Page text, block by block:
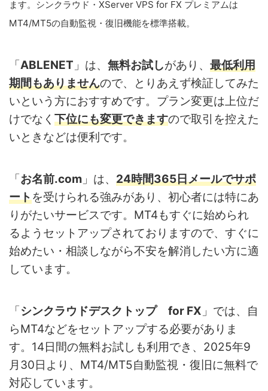
ます。シンクラウド・XServer VPS for FX プレミアムは
MT4/MT5の自動監視・復旧機能を標準搭載。
「ABLENET 」は、 無料お試しがあり、 最低利用
期間もありませんので、とりあえず検証してみた
いという方におすすめです。プラン変更は上位だ
けでなく 下位にも変更できますので取引を控えた
いときなどは便利です。
「お名前.com 」は、 24時間365日メールでサポ
ートを受けられる強みがあり、初心者には特にあ
りがたいサービスです。MT4もすぐに始められ
るようセットアップされておりますので、すぐに
始めたい・相談しながら不安を解消したい方に適
しています。
「シンクラウドデスクトップ for FX 」では、自
らMT4などをセットアップする必要がありま
す。14日間の無料お試しも利用でき、2025年9
月30日より、MT4/MT5自動監視・復旧に無料で
対応しています。